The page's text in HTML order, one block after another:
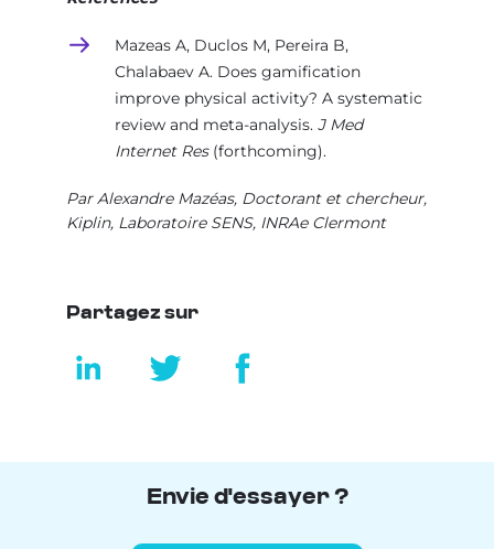
Mazeas A, Duclos M, Pereira B,
Chalabaev A. Does gamification
improve physical activity? A systematic
review and meta-analysis. J Med
Internet Res (forthcoming).
Par Alexandre Mazéas, Doctorant et chercheur,
Kiplin, Laboratoire SENS, INRAe Clermont
Partagez sur
Envie d'essayer ?